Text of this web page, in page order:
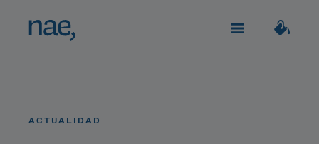
ACTUALIDAD